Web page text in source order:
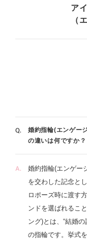
ア
（
ものだけを使用し
ェミニン・モード
がリング選びをサ
がきっと見つかる
グ）と重ねづけで
ロポーズのリング
婚約指輪(エンゲー
の違いは何ですか？
婚約指輪(エンゲー
を交わした記念と
ロポーズ時に渡す
ンドを選ばれるこ
ング)とは、“結婚
の指輪です。挙式